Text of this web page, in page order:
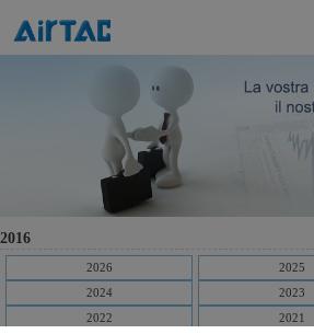
2016
2026
2025
2024
2023
2022
2021